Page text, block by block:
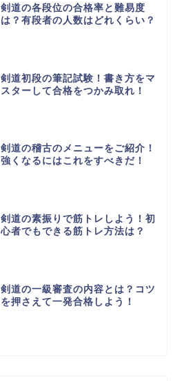
剣道の各段位の合格率と難易度
は？有段者の人数はどれくらい？
剣道初段の筆記試験！書き方をマ
スターして合格をつかみ取れ！
剣道の稽古のメニューをご紹介！
強くなるにはこれをすべきだ！
剣道の素振りで筋トレしよう！初
心者でもできる筋トレ方法は？
剣道の一級審査の内容とは？コツ
を押さえて一発合格しよう！